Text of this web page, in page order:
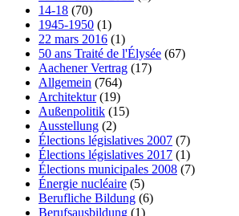
14-18 (70)
1945-1950 (1)
22 mars 2016 (1)
50 ans Traité de l'Élysée (67)
Aachener Vertrag (17)
Allgemein (764)
Architektur(19)
Außenpolitik (15)
Ausstellung (2)
Élections législatives 2007 (7)
Élections législatives 2017 (1)
Élections municipales 2008 (7)
Énergie nucléaire (5)
Berufliche Bildung (6)
Berufsausbildung (1)